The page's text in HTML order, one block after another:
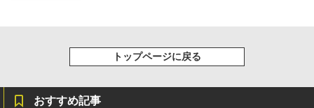
トップページに戻る
おすすめ記事